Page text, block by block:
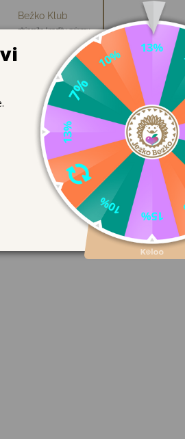
Bežko Klub
zbierajte kredity, priamu
na teplejšie dni, keď detské